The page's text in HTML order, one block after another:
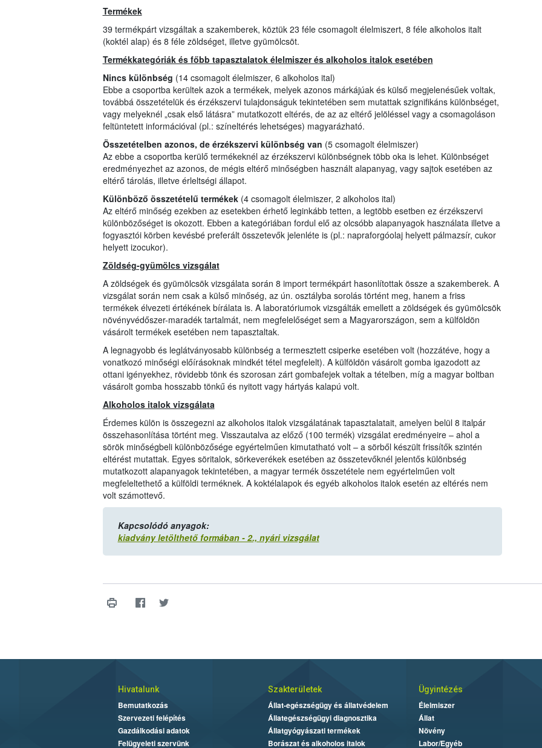
Termékek
39 termékpárt vizsgáltak a szakemberek, köztük 23 féle csomagolt élelmiszert, 8 féle alkoholos italt
(koktél alap) és 8 féle zöldséget, illetve gyümölcsöt.
Termékkategóriák és főbb tapasztalatok élelmiszer és alkoholos italok esetében
Nincs különbség (14 csomagolt élelmiszer, 6 alkoholos ital)
Ebbe a csoportba kerültek azok a termékek, melyek azonos márkájúak és külső megjelenésűek voltak,
továbbá összetételük és érzékszervi tulajdonságuk tekintetében sem mutattak szignifikáns különbséget,
vagy melyeknél „csak első látásra” mutatkozott eltérés, de az az eltérő jelöléssel vagy a csomagoláson
feltüntetett információval (pl.: színeltérés lehetséges) magyarázható.
Összetételben azonos, de érzékszervi különbség van (5 csomagolt élelmiszer)
Az ebbe a csoportba kerülő termékeknél az érzékszervi különbségnek több oka is lehet. Különbséget
eredményezhet az azonos, de mégis eltérő minőségben használt alapanyag, vagy sajtok esetében az
eltérő tárolás, illetve érleltségi állapot.
Különböző összetételű termékek(4 csomagolt élelmiszer, 2 alkoholos ital)
Az eltérő minőség ezekben az esetekben érhető leginkább tetten, a legtöbb esetben ez érzékszervi
különbözőséget is okozott. Ebben a kategóriában fordul elő az olcsóbb alapanyagok használata illetve a
fogyasztói körben kevésbé preferált összetevők jelenléte is (pl.: napraforgóolaj helyett pálmazsír, cukor
helyett izocukor).
Zöldség-gyümölcs vizsgálat
A zöldségek és gyümölcsök vizsgálata során 8 import termékpárt hasonlítottak össze a szakemberek. A
vizsgálat során nem csak a külső minőség, az ún. osztályba sorolás történt meg, hanem a friss
termékek élvezeti értékének bírálata is. A laboratóriumok vizsgálták emellett a zöldségek és gyümölcsök
növényvédőszer-maradék tartalmát, nem megfelelőséget sem a Magyarországon, sem a külföldön
vásárolt termékek esetében nem tapasztaltak.
A legnagyobb és leglátványosabb különbség a termesztett csiperke esetében volt (hozzátéve, hogy a
vonatkozó minőségi előírásoknak mindkét tétel megfelelt). A külföldön vásárolt gomba igazodott az
ottani igényekhez, rövidebb tönk és szorosan zárt gombafejek voltak a tételben, míg a magyar boltban
vásárolt gomba hosszabb tönkű és nyitott vagy hártyás kalapú volt.
Alkoholos italok vizsgálata
Érdemes külön is összegezni az alkoholos italok vizsgálatának tapasztalatait, amelyen belül 8 italpár
összehasonlítása történt meg. Visszautalva az előző (100 termék) vizsgálat eredményeire – ahol a
sörök minőségbeli különbözősége egyértelműen kimutatható volt – a sörből készült frissítők szintén
eltérést mutattak. Egyes söritalok, sörkeverékek esetében az összetevőknél jelentős különbség
mutatkozott alapanyagok tekintetében, a magyar termék összetétele nem egyértelműen volt
megfeleltethető a külföldi terméknek. A koktélalapok és egyéb alkoholos italok esetén az eltérés nem
volt számottevő.
Kapcsolódó anyagok:
kiadvány letölthető formában - 2., nyári vizsgálat
Hivatalunk
Bemutatkozás
Szervezeti felépítés
Gazdálkodási adatok
Felügyeleti szervünk
Szakterületek
Állat-egészségügy és állatvédelem
Állategészségügyi diagnosztika
Állatgyógyászati termékek
Borászat és alkoholos italok
Ügyintézés
Élelmiszer
Állat
Növény
Labor/Egyéb